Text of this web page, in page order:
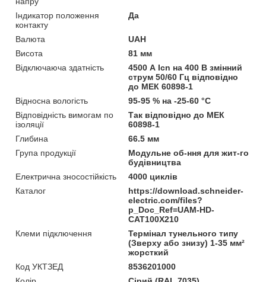
Індикатор положення
контакту
Да
Валюта
UAH
Висота
81 мм
Відключаюча здатність
4500 А Icn на 400 В змінний
струм 50/60 Гц відповідно
до МЕК 60898-1
Відносна вологість
95-95 % на -25-60 °C
Відповідність вимогам по
ізоляції
Так відповідно до МЕК
60898-1
Глибина
66.5 мм
Група продукції
Модульне об-ння для жит-го
будівництва
Електрична зносостійкість
4000 циклів
Каталог
https://download.schneider-
electric.com/files?
p_Doc_Ref=UAM-HD-
CAT100X210
Клеми підключення
Термінал тунельного типу
(Зверху або знизу) 1-35 мм²
жорсткий
Код УКТЗЕД
8536201000